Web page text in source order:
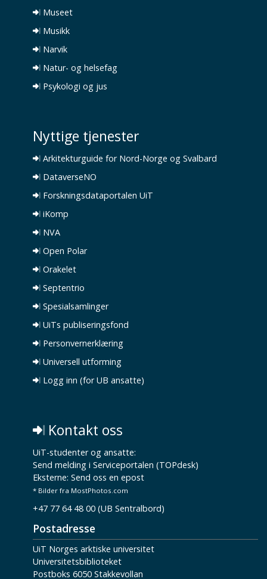
Museet
Musikk
Narvik
Natur- og helsefag
Psykologi og jus
Nyttige tjenester
Arkitekturguide for Nord-Norge og Svalbard
DataverseNO
Forskningsdataportalen UiT
iKomp
NVA
Open Polar
Orakelet
Septentrio
Spesialsamlinger
UiTs publiseringsfond
Personvernerklæring
Universell utforming
Logg inn (for UB ansatte)
Kontakt oss
UiT-studenter og ansatte:
Send melding i Serviceportalen (TOPdesk)
Eksterne: Send oss en epost
* Bilder fra MostPhotos.com
+47 77 64 48 00 (UB Sentralbord)
Postadresse
UiT Norges arktiske universitet
Universitetsbiblioteket
Postboks 6050 Stakkevollan